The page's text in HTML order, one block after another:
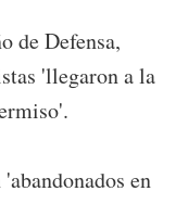
de Defensa,
'llegaron a la
en